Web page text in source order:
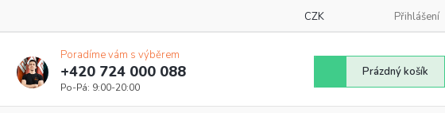
CZK Přihlášení
Poradíme vám s výběrem
+420 724 000 088
Nákupní
košík
Prázdný košík